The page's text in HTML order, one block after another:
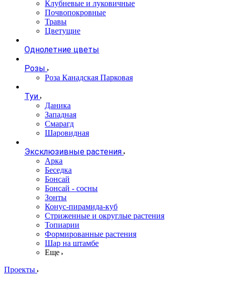
Клубневые и луковичные
Почвопокровные
Травы
Цветущие
Однолетние цветы
Розы
Роза Канадская Парковая
Туи
Даника
Западная
Смарагд
Шаровидная
Эксклюзивные растения
Арка
Беседка
Бонсай
Бонсай - сосны
Зонты
Конус-пирамида-куб
Стриженные и округлые растения
Топиарии
Формированные растения
Шар на штамбе
Еще
Проекты